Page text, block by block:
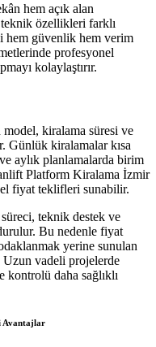
hem açık alan
özellikleri farklı
hem güvenlik hem verim
profesyonel
kolaylaştırır.
model, kiralama süresi ve
Günlük kiralamalar kısa
aylık planlamalarda birim
Platform Kiralama İzmir
fiyat teklifleri sunabilir.
teknik destek ve
Bu nedenle fiyat
yerine sunulan
Uzun vadeli projelerde
kontrolü daha sağlıklı
Avantajlar